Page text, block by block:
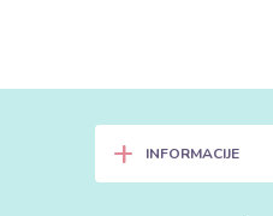
+ INFORMACIJE